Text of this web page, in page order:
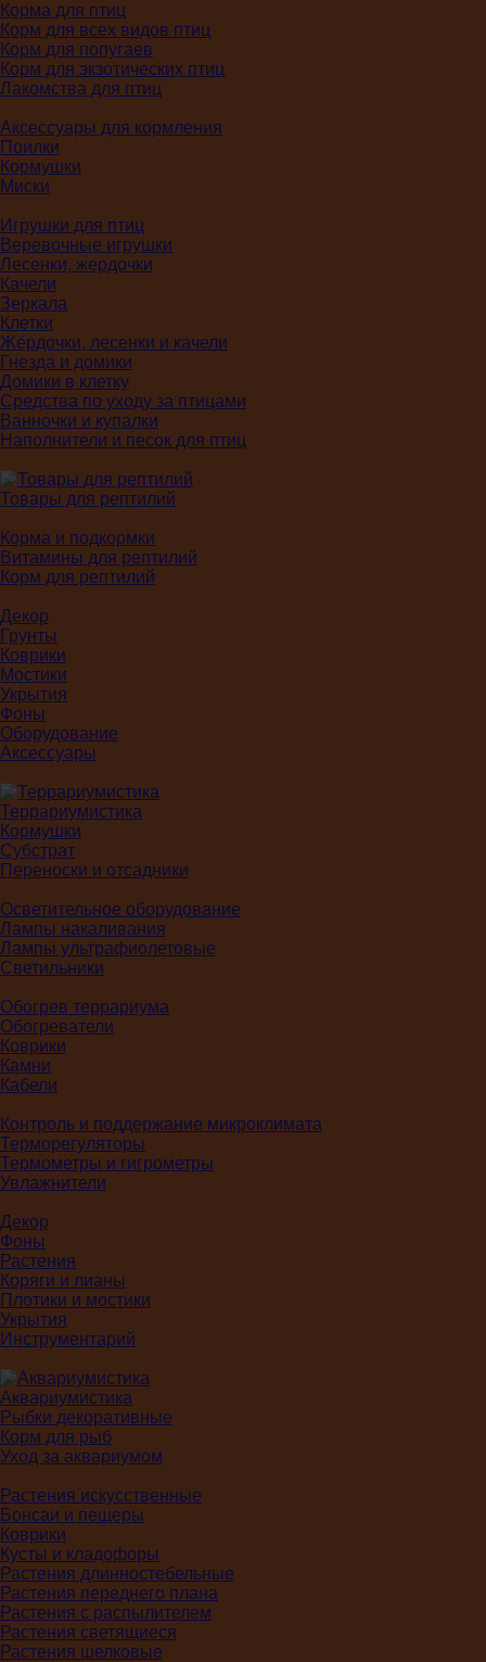
Корма для птиц
Корм для всех видов птиц
Корм для попугаев
Корм для экзотических птиц
Лакомства для птиц
Аксессуары для кормления
Поилки
Кормушки
Миски
Игрушки для птиц
Веревочные игрушки
Лесенки, жердочки
Качели
Зеркала
Клетки
Жёрдочки, лесенки и качели
Гнезда и домики
Домики в клетку
Средства по уходу за птицами
Ванночки и купалки
Наполнители и песок для птиц
Товары для рептилий
Корма и подкормки
Витамины для рептилий
Корм для рептилий
Декор
Грунты
Коврики
Мостики
Укрытия
Фоны
Оборудование
Аксессуары
Террариумистика
Кормушки
Субстрат
Переноски и отсадники
Осветительное оборудование
Лампы накаливания
Лампы ультрафиолетовые
Светильники
Обогрев террариума
Обогреватели
Коврики
Камни
Кабели
Контроль и поддержание микроклимата
Терморегуляторы
Термометры и гигрометры
Увлажнители
Декор
Фоны
Растения
Коряги и лианы
Плотики и мостики
Укрытия
Инструментарий
Аквариумистика
Рыбки декоративные
Корм для рыб
Уход за аквариумом
Растения искусственные
Бонсаи и пещеры
Коврики
Кусты и кладофоры
Растения длинностебельные
Растения переднего плана
Растения с распылителем
Растения светящиеся
Растения шелковые